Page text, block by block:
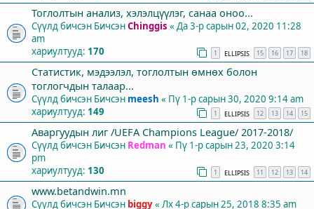
Тоглолтын анализ, хэлэлцүүлэг, санаа оноо...
Сүүлд бичсэн БичсэнChinggis « Да 3-р сарын 02, 2020 11:28
am
хариултууд: 170 1 ELLIPSIS 15 16 17 18
Статистик, мэдээлэл, тоглолтын өмнөх болон
тоглогчдын талаар...
Сүүлд бичсэн Бичсэн meesh « Пү 1-р сарын 30, 2020 9:14 am
хариултууд: 149 1 ELLIPSIS 12 13 14 15
Аваргуудын лиг /UEFA Champions League/ 2017-2018/
Сүүлд бичсэн Бичсэн Redman « Пү 1-р сарын 23, 2020 3:14
pm
хариултууд: 130 1 ELLIPSIS 11 12 13 14
www.betandwin.mn
Сүүлд бичсэн Бичсэн biggy« Лх 4-р сарын 25, 2018 8:35 am